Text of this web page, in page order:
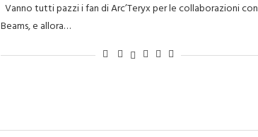
Vanno tutti pazzi i fan di Arc’Teryx per le collaborazioni con
Beams, e allora…